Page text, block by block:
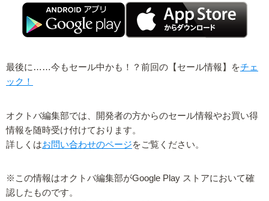
最後に……今もセール中かも！？前回の【セール情報】をチェ
ック！
オクトバ編集部では、開発者の方からのセール情報やお買い得
情報を随時受け付けております。
詳しくはお問い合わせのページをご覧ください。
※この情報はオクトバ編集部がGoogle Play ストアにおいて確
認したものです。